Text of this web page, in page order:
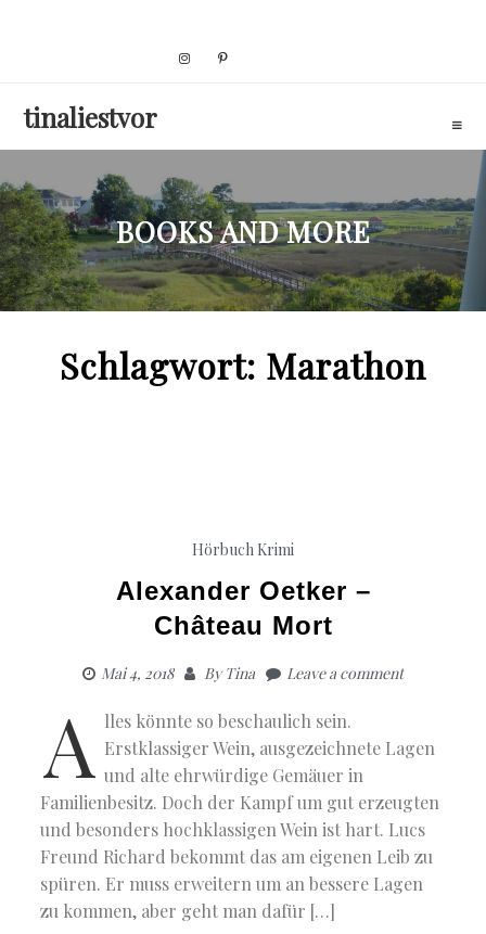
tinaliestvor
BOOKS AND MORE
Schlagwort: Marathon
Hörbuch Krimi
Alexander Oetker –
Château Mort
Mai 4, 2018 ByTina Leave a comment
A lles könnte so beschaulich sein.
Erstklassiger Wein, ausgezeichnete Lagen
und alte ehrwürdige Gemäuer in
Familienbesitz. Doch der Kampf um gut erzeugten
und besonders hochklassigen Wein ist hart. Lucs
Freund Richard bekommt das am eigenen Leib zu
spüren. Er muss erweitern um an bessere Lagen
zu kommen, aber geht man dafür […]